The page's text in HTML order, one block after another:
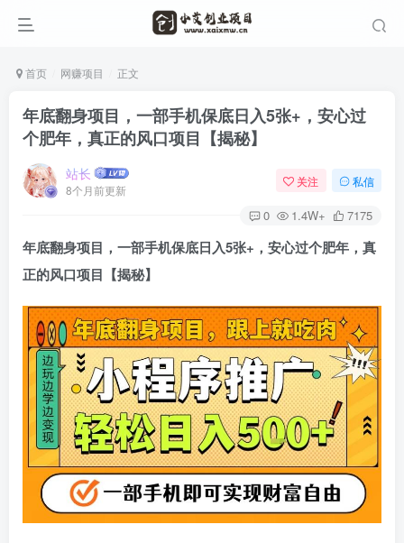
首页 网赚项目 正文
年底翻身项目，一部手机保底日入5张+，安心过
个肥年，真正的风口项目【揭秘】
站长
8个月前更新
关注 私信
0 1.4W+ 7175
年底翻身项目，一部手机保底日入5张+，安心过个肥年，真
正的风口项目【揭秘】